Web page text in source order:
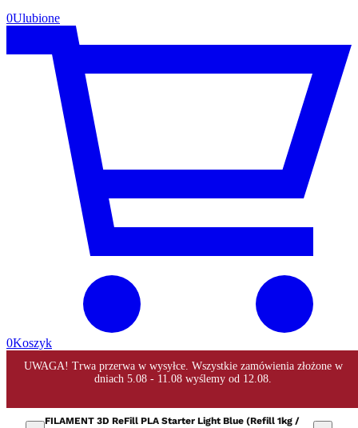
0Ulubione
0Koszyk
FILAMENT 3D ReFill PLA Starter Light Blue (Refill 1kg /